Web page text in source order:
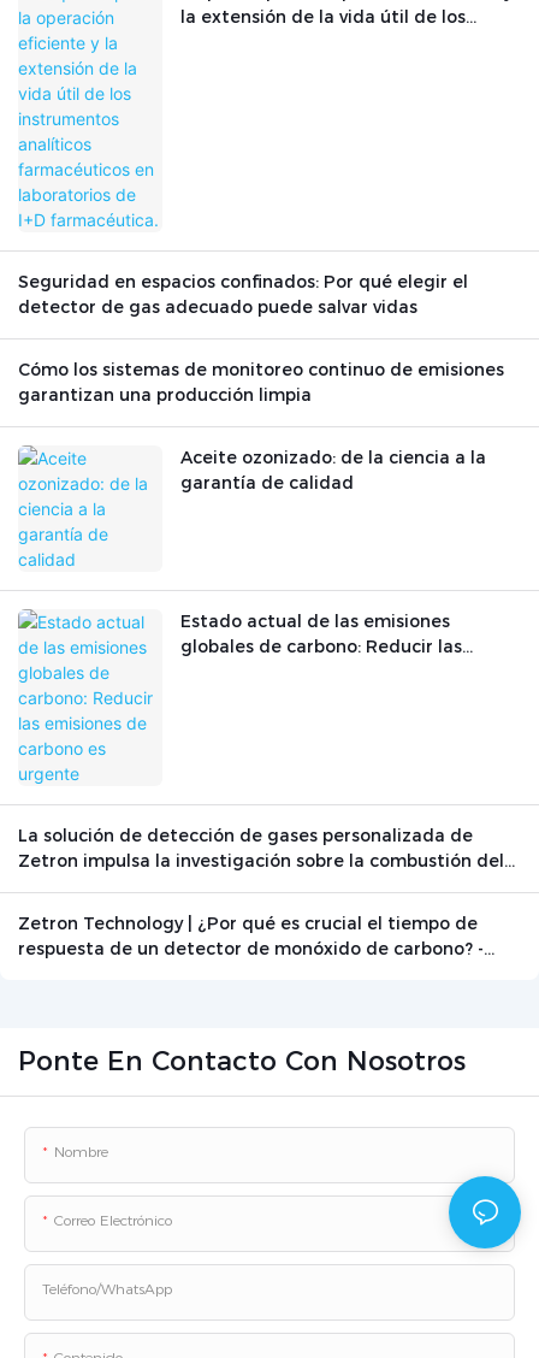
la extensión de la vida útil de los
Seguridad en espacios confinados: Por qué elegir el
detector de gas adecuado puede salvar vidas
Cómo los sistemas de monitoreo continuo de emisiones
garantizan una producción limpia
Aceite ozonizado: de la ciencia a la
garantía de calidad
Estado actual de las emisiones
globales de carbono: Reducir las
La solución de detección de gases personalizada de
Zetron impulsa la investigación sobre la combustión del
Zetron Technology | ¿Por qué es crucial el tiempo de
respuesta de un detector de monóxido de carbono? -
Ponte En Contacto Con Nosotros
Nombre
Correo Electrónico
Teléfono/WhatsApp